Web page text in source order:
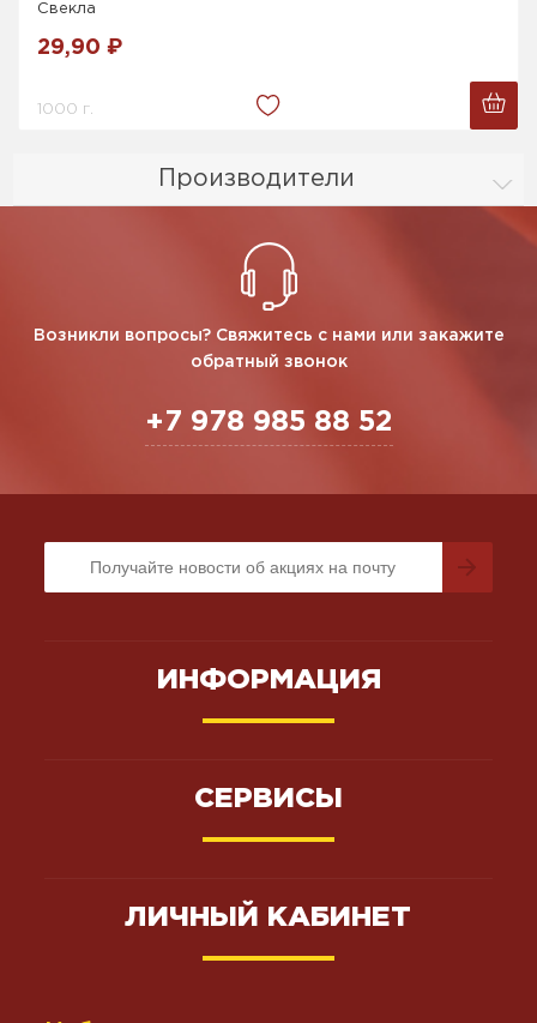
Производители
Свекла
29,90 ₽
1000 г.
Возникли вопросы? Свяжитесь с нами или закажите
обратный звонок
+7 978 985 88 52
ИНФОРМАЦИЯ
СЕРВИСЫ
ЛИЧНЫЙ КАБИНЕТ